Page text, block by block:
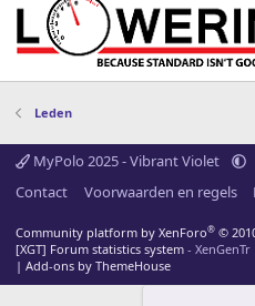
Leden
MyPolo 2025 - Vibrant Violet
Contact
Voorwaarden en regels
Community platform by XenForo® ©
[XGT] Forum statistics system - XenGenTr
| Add-ons by ThemeHouse